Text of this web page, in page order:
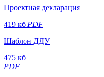
Проектная декларация
419 кб PDF
Шаблон ДДУ
475 кб
PDF